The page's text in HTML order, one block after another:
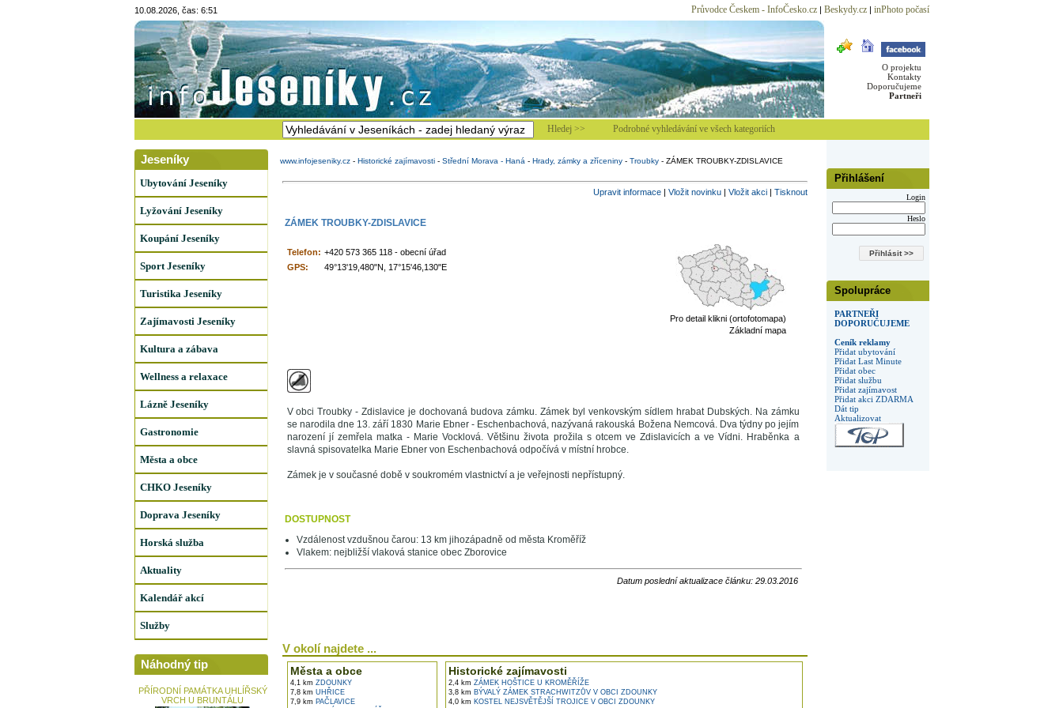
10.08.2026, čas: 6:51 Průvodce Českem - InfoČesko.cz| Beskydy.cz| inPhoto počasí
O projektu
Kontakty
Doporučujeme
Partneři
Hledej >> Podrobné vyhledávání ve všech kategoriích
Přihlášení
Login
Heslo
Spolupráce
PARTNEŘI
DOPORUČUJEME
Ceník reklamy
Přidat ubytování
Přidat Last Minute
Přidat obec
Přidat službu
Přidat zajímavost
Přidat akci ZDARMA
Dát tip
Aktualizovat
Jeseníky
Ubytování Jeseníky
Lyžování Jeseníky
Koupání Jeseníky
Sport Jeseníky
Turistika Jeseníky
Zajímavosti Jeseníky
Kultura a zábava
Wellness a relaxace
Lázně Jeseníky
Gastronomie
Města a obce
CHKO Jeseníky
Doprava Jeseníky
Horská služba
Aktuality
Kalendář akcí
Služby
Náhodný tip
PŘÍRODNÍ PAMÁTKA UHLÍŘSKÝ
VRCH U BRUNTÁLU
www.infojeseniky.cz- Historické zajímavosti- Střední Morava - Haná - Hrady, zámky a zříceniny- Troubky- ZÁMEK TROUBKY-ZDISLAVICE
Upravit informace| Vložit novinku| Vložit akci| Tisknout
ZÁMEK TROUBKY-ZDISLAVICE
Telefon: +420 573 365 118 - obecní úřad
GPS:
49°13'19,480"N, 17°15'46,130"E
Pro detail klikni (ortofotomapa)
Základní mapa
V obci Troubky - Zdislavice je dochovaná budova zámku. Zámek byl venkovským sídlem hrabat Dubských. Na zámku
se narodila dne 13. září 1830 Marie Ebner - Eschenbachová, nazývaná rakouská Božena Nemcová. Dva týdny po jejím
narození jí zemřela matka - Marie Vocklová. Většinu života prožila s otcem ve Zdislavicích a ve Vídni. Hraběnka a
slavná spisovatelka Marie Ebner von Eschenbachová odpočívá v místní hrobce.
Zámek je v současné době v soukromém vlastnictví a je veřejnosti nepřístupný.
DOSTUPNOST
Vzdálenost vzdušnou čarou: 13 km jihozápadně od města Kroměříž
Vlakem: nejbližší vlaková stanice obec Zborovice
Datum poslední aktualizace článku: 29.03.2016
V okolí najdete ...
Města a obce
4,1 km ZDOUNKY
7,8 km UHŘICE
7,9 km PAČLAVICE
Historické zajímavosti
2,4 km ZÁMEK HOŠTICE U KROMĚŘÍŽE
3,8 km BÝVALÝ ZÁMEK STRACHWITZŮV V OBCI ZDOUNKY
4,0 km KOSTEL NEJSVĚTĚJŠÍ TROJICE V OBCI ZDOUNKY